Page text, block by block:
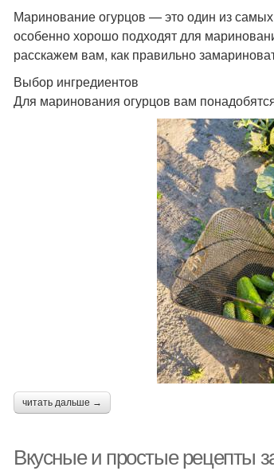
Маринование огурцов — это один из
особенно хорошо подходят для
расскажем вам, как правильно
Выбор ингредиентов
Для маринования огурцов вам
читать дальше →
Вкусные и простые рецепты